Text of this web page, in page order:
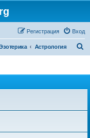
Вход
Регистрация
Астрология